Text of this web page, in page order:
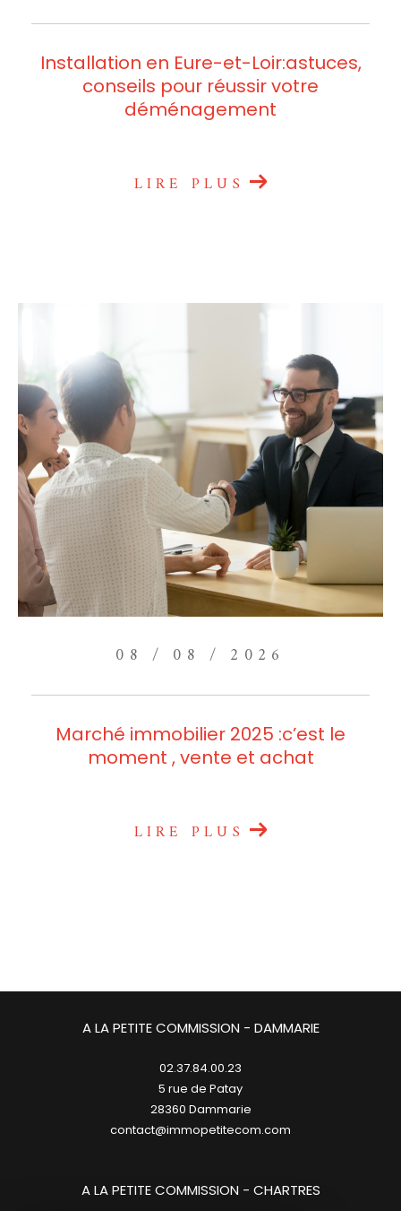
Installation en Eure-et-Loir:astuces,
conseils pour réussir votre
déménagement
LIRE PLUS
08 / 08 / 2026
Marché immobilier 2025 :c’est le
moment , vente et achat
LIRE PLUS
A LA PETITE COMMISSION - CHARTRES
A LA PETITE COMMISSION - DAMMARIE
02.37.84.00.23
5 rue de Patay
28360
dammarie
contact@immopetitecom.com